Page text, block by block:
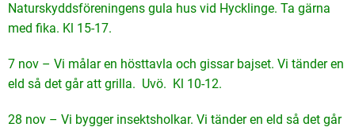
Naturskyddsföreningens gula hus vid Hycklinge. Ta gärna
med fika. Kl 15-17.
7 nov – Vi målar en hösttavla och gissar bajset. Vi tänder en
eld så det går att grilla. Uvö. Kl 10-12.
28 nov – Vi bygger insektsholkar. Vi tänder en eld så det går